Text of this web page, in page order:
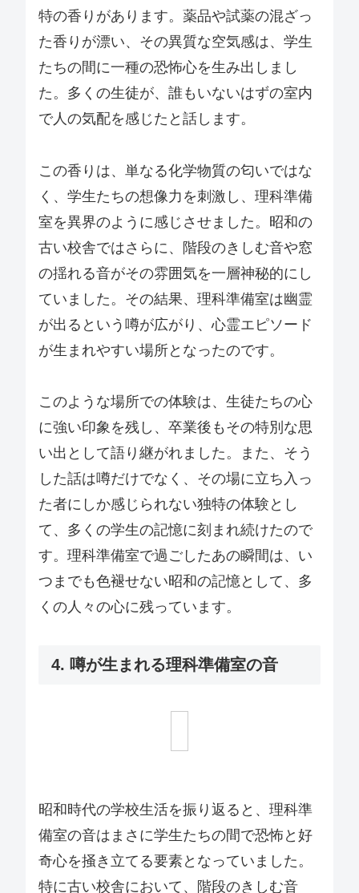
特の香りがあります。薬品や試薬の混ざっ
た香りが漂い、その異質な空気感は、学生
たちの間に一種の恐怖心を生み出しまし
た。多くの生徒が、誰もいないはずの室内
で人の気配を感じたと話します。
この香りは、単なる化学物質の匂いではな
く、学生たちの想像力を刺激し、理科準備
室を異界のように感じさせました。昭和の
古い校舎ではさらに、階段のきしむ音や窓
の揺れる音がその雰囲気を一層神秘的にし
ていました。その結果、理科準備室は幽霊
が出るという噂が広がり、心霊エピソード
が生まれやすい場所となったのです。
このような場所での体験は、生徒たちの心
に強い印象を残し、卒業後もその特別な思
い出として語り継がれました。また、そう
した話は噂だけでなく、その場に立ち入っ
た者にしか感じられない独特の体験とし
て、多くの学生の記憶に刻まれ続けたので
す。理科準備室で過ごしたあの瞬間は、い
つまでも色褪せない昭和の記憶として、多
くの人々の心に残っています。
4. 噂が生まれる理科準備室の音
昭和時代の学校生活を振り返ると、理科準
備室の音はまさに学生たちの間で恐怖と好
奇心を掻き立てる要素となっていました。
特に古い校舎において、階段のきしむ音